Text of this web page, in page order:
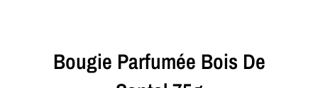
Bougie Parfumée Bois De